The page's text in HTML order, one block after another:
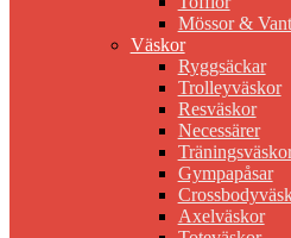
Mössor &
Väskor
Ryggsäckar
Trolleyväskor
Resväskor
Necessärer
Gympapåsar
Axelväskor